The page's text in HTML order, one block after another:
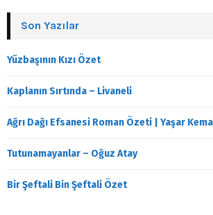
Son Yazılar
Yüzbaşının Kızı Özet
Kaplanın Sırtında – Livaneli
Ağrı Dağı Efsanesi Roman Özeti | Yaşar
Tutunamayanlar – Oğuz Atay
Bir Şeftali Bin Şeftali Özet